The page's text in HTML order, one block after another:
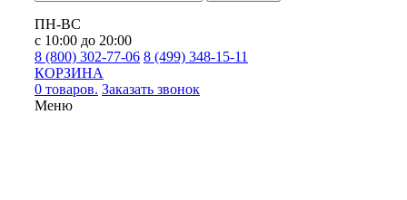
ПН-ВС
с 10:00 до 20:00
8 (800) 302-77-06 8 (499) 348-15-11
КОРЗИНА
0 товаров. Заказать звонок
Меню